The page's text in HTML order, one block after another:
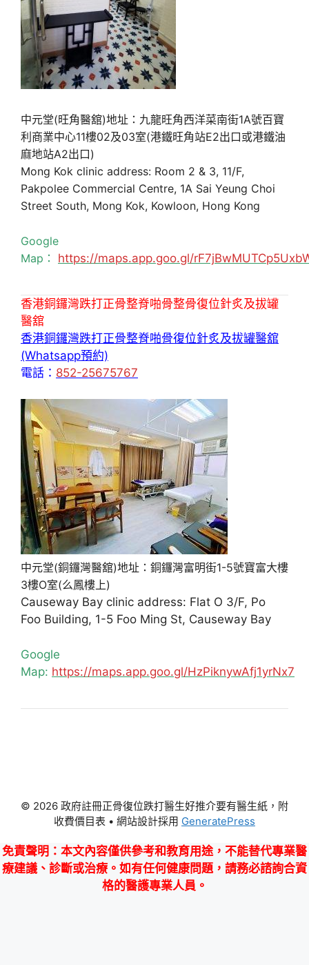
中元堂(旺角醫舘)地址：九龍旺角西洋菜南街1A號百寶
利商業中心11樓02及03室(港鐵旺角站E2出口或港鐵油
麻地站A2出口)
Mong Kok clinic address: Room 2 & 3, 11/F,
Pakpolee Commercial Centre, 1A Sai Yeung Choi
Street South, Mong Kok, Kowloon, Hong Kong
Google
Map： https://maps.app.goo.gl/
香港銅鑼灣跌打正骨整脊啪骨整骨復位針炙及拔罐
醫舘
香港銅鑼灣跌打正骨整脊啪骨復位針炙及拔罐醫舘
(Whatsapp預約)
電話： 852-25675767
中元堂(銅鑼灣醫舘)地址：銅鑼灣富明街1-5號寶富大樓
3樓O室(么鳳樓上)
Causeway Bay clinic address: Flat O 3/F, Po
Foo Building, 1-5 Foo Ming St, Causeway Bay
Google
Map: https://maps.app.goo.gl/HzPiknywAfj1yrNx7
© 2026 政府註冊正骨復位跌打醫生好推介要有醫生紙，附
收費價目表 • 網站設計採用 GeneratePress
免責聲明 ：本文內容僅供參考和教育用途，不能替代專業醫
療建議、診斷或治療。如有任何健康問題，請務必諮詢合資
格的醫護專業人員。